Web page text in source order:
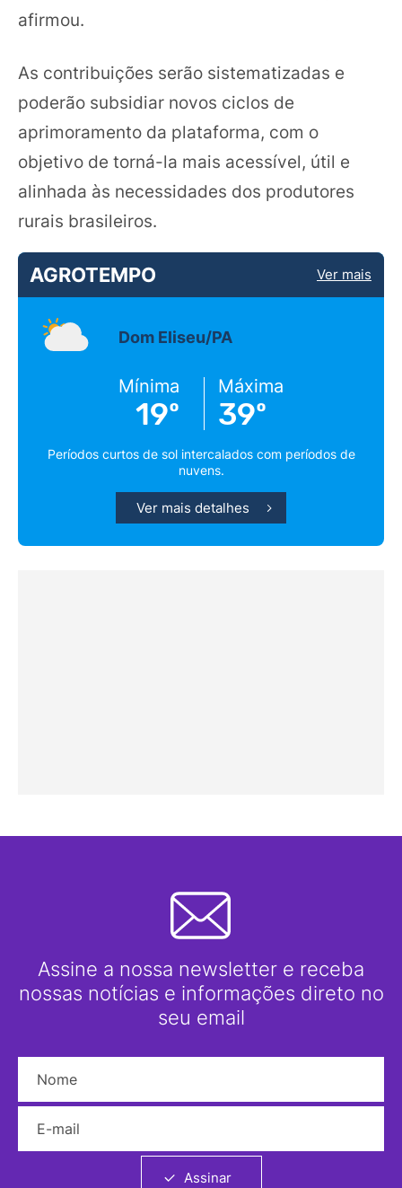
afirmou.
As contribuições serão sistematizadas e
poderão subsidiar novos ciclos de
aprimoramento da plataforma, com o
objetivo de torná-la mais acessível, útil e
alinhada às necessidades dos produtores
rurais brasileiros.
AGROTEMPO Ver mais
Dom Eliseu/PA
Mínima
19º
Máxima
39º
Períodos curtos de sol intercalados com períodos de
nuvens.
Ver mais detalhes
Assine a nossa newsletter e receba
nossas notícias e informações direto no
seu email
Assinar